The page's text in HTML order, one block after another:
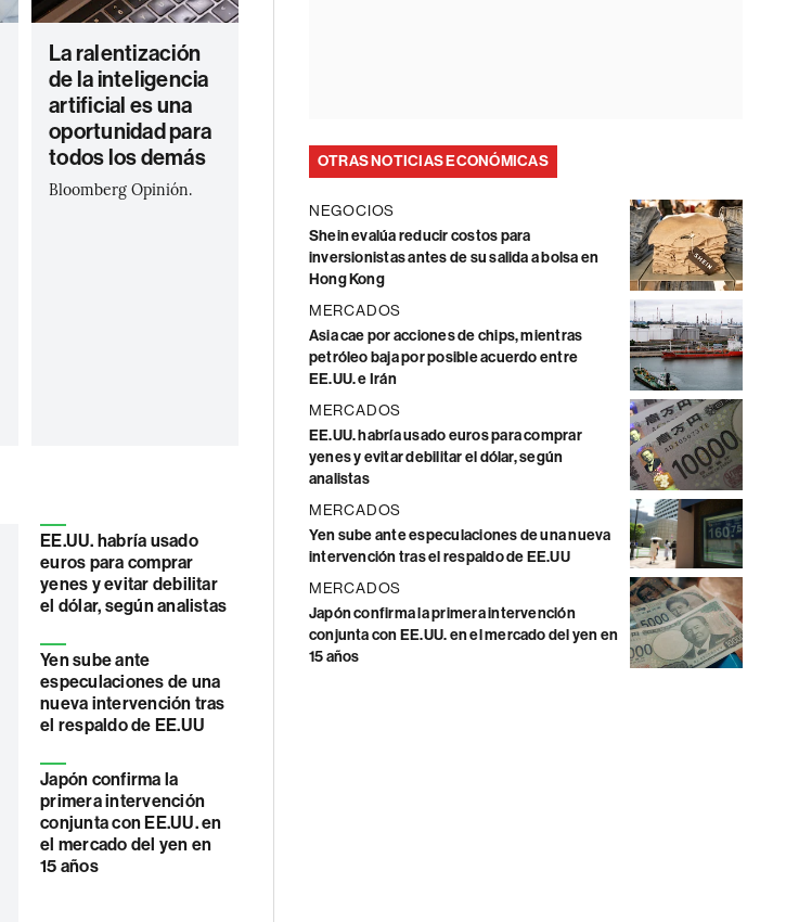
La ralentización
de la inteligencia
artificial es una
oportunidad para
todos los demás
Bloomberg Opinión.
EE.UU. habría usado
euros para comprar
yenes y evitar debilitar
el dólar, según analistas
Yen sube ante
especulaciones de una
nueva intervención tras
el respaldo de EE.UU
Japón confirma la
primera intervención
conjunta con EE.UU. en
el mercado del yen en
15 años
OTRAS NOTICIAS ECONÓMICAS
NEGOCIOS
Shein evalúa reducir costos para
inversionistas antes de su salida a bolsa en
Hong Kong
MERCADOS
Asia cae por acciones de chips, mientras
petróleo baja por posible acuerdo entre
EE.UU. e Irán
MERCADOS
EE.UU. habría usado euros para comprar
yenes y evitar debilitar el dólar, según
analistas
MERCADOS
Yen sube ante especulaciones de una nueva
intervención tras el respaldo de EE.UU
MERCADOS
Japón confirma la primera intervención
conjunta con EE.UU. en el mercado del yen en
15 años